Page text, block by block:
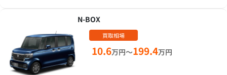
N-BOX
買取相場
10.6万円～199.4万円